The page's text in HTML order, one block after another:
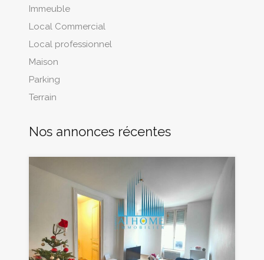
Immeuble
Local Commercial
Local professionnel
Maison
Parking
Terrain
Nos annonces récentes